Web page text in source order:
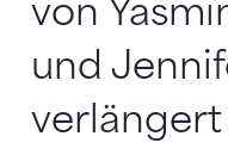
von
und
verlängert